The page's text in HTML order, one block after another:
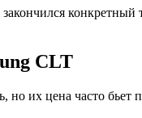
CLT
но их цена часто